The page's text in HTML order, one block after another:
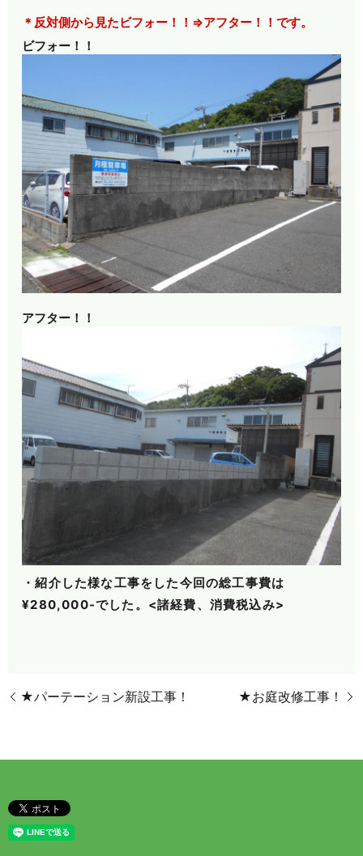
＊反対側から見たビフォー！！⇒アフター！！です。
ビフォー！！
アフター！！
・紹介した様な工事をした今回の総工事費は
¥280,000-でした。<諸経費、消費税込み>
★パーテーション新設工事！ ★お庭改修工事！